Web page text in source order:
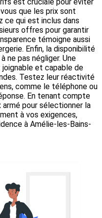
que les prix sont
ce qui est inclus dans
offres pour garantir
témoigne aussi
Enfin, la disponibilité
ne pas négliger. Une
et capable de
Testez leur réactivité
comme le téléphone ou
En tenant compte
pour sélectionner la
à vos exigences,
à Amélie-les-Bains-